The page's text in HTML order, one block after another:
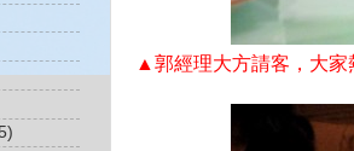
▲郭經理大方請客 ，大